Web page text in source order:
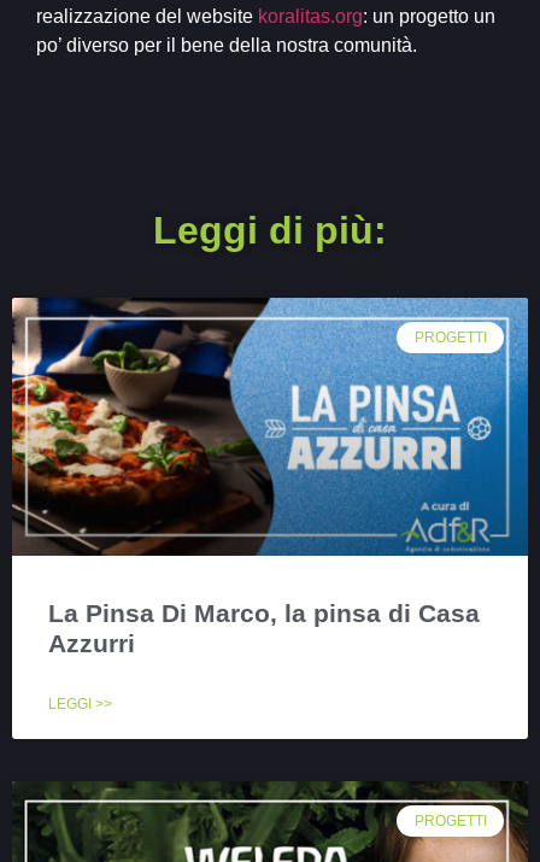
realizzazione del website koralitas.org: un progetto un
po’ diverso per il bene della nostra comunità.
Leggi di più:
PROGETTI
La Pinsa Di Marco, la pinsa di Casa
Azzurri
LEGGI >>
PROGETTI